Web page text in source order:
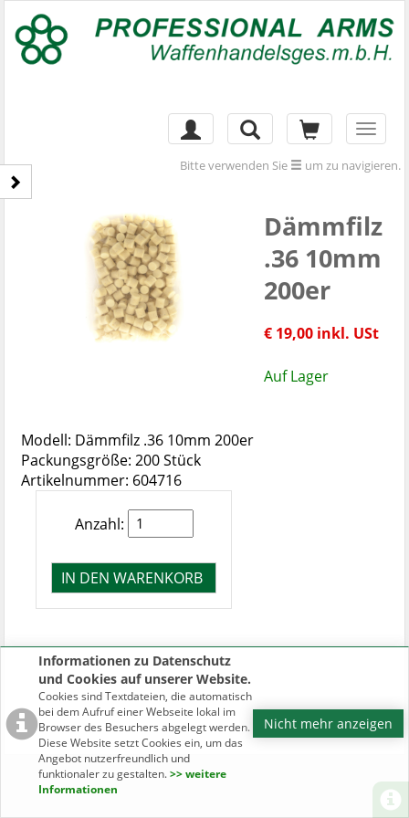
Informationen zu Datenschutz
und Cookies auf unserer Website.
Cookies sind Textdateien, die automatisch
bei dem Aufruf einer Webseite lokal im
Browser des Besuchers abgelegt werden.
Diese Website setzt Cookies ein, um das
Angebot nutzerfreundlich und
funktionaler zu gestalten.>> weitere
Informationen
Nicht mehr anzeigen
Bitte verwenden Sie um zu navigieren.
Dämmfilz
.36 10mm
200er
€ 19,00 inkl. USt
Auf Lager
Modell: Dämmfilz .36 10mm 200er
Packungsgröße: 200 Stück
Artikelnummer: 604716
Anzahl: